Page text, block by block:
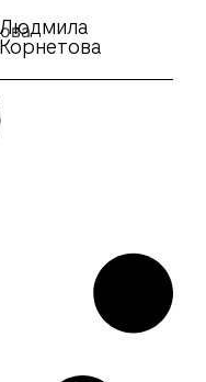
Людмила
Корнетова